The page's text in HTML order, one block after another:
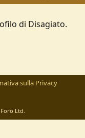
di Disagiato.
sulla Privacy
Ltd.